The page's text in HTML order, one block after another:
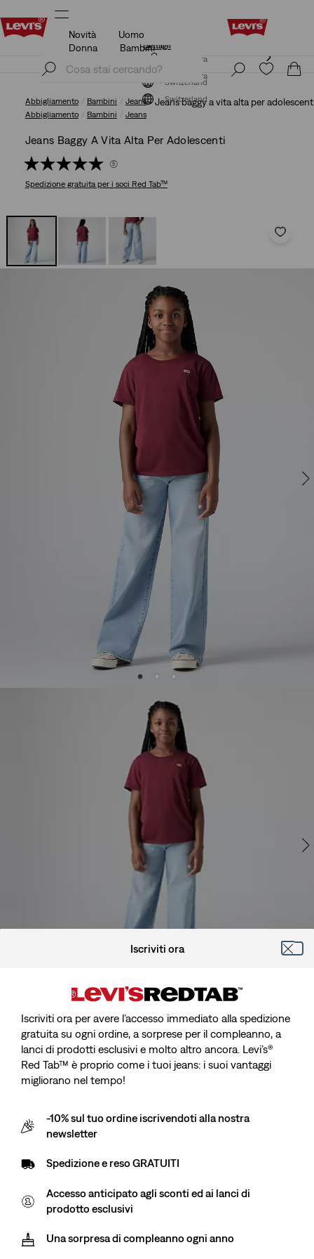
KLARNA: ACQUISTA ORA E PAGA DOPO/PIÙ TARDI!
Dettagli
Iscriviti ora
Switzerland
Novità
Uomo
Donna
Bambini
KLARNA: ACQUISTA ORA E PAGA DOPO/PIÙ TARDI!
Iscriviti ora
Switzerland
Abbigliamento Bambini Jeans Jeans baggy a vita alta per
Abbigliamento Bambini Jeans
Jeans Baggy A Vita Alta Per Adolescenti
(5)
Spedizione gratuitaper i soci Red Tab™
Altezza modella cm/Model is, vita cm/Waist, Wearing Size
price
Price
Sale
price
CHF 35.00
Original
CHF 69.90
Iscriviti ora
Iscriviti ora per avere l’accesso immediato alla spedizione
gratuita su ogni ordine, a sorprese per il compleanno, a
lanci di prodotti esclusivi e molto altro ancora. Levi’s®
Red Tab™ è proprio come i tuoi jeans: i suoi vantaggi
migliorano nel tempo!
-10% sul tuo ordine iscrivendoti alla nostra
newsletter
Spedizione e reso GRATUITI
Accesso anticipato agli sconti ed ai lanci di
prodotto esclusivi
Una sorpresa di compleanno ogni anno